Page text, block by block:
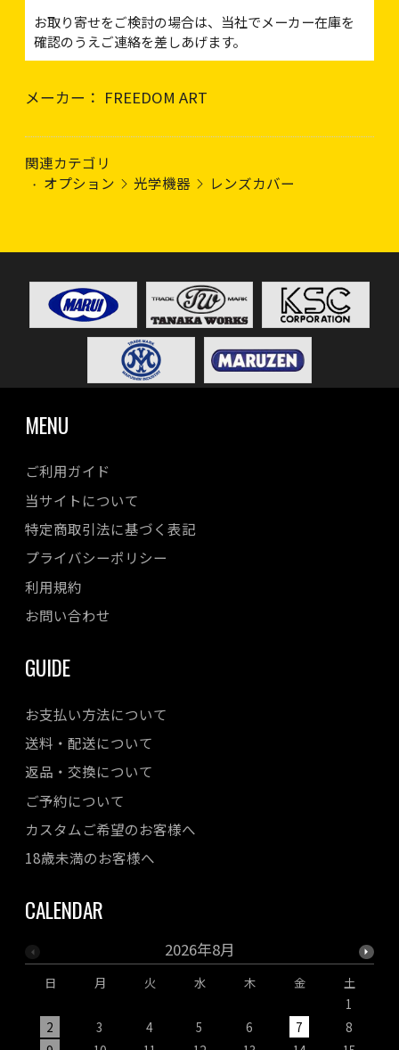
お取り寄せをご検討の場合は、当社でメーカー在庫を
確認のうえご連絡を差しあげます。
メーカー： FREEDOM ART
関連カテゴリ
オプション
光学機器 レンズカバー
MENU
ご利用ガイド
当サイトについて
特定商取引法に基づく表記
プライバシーポリシー
利用規約
お問い合わせ
GUIDE
お支払い方法について
送料・配送について
返品・交換について
ご予約について
カスタムご希望のお客様へ
18歳未満のお客様へ
CALENDAR
2026年8月
日 月 火 水 木 金
土
1
2
3 4 5 6 7
8